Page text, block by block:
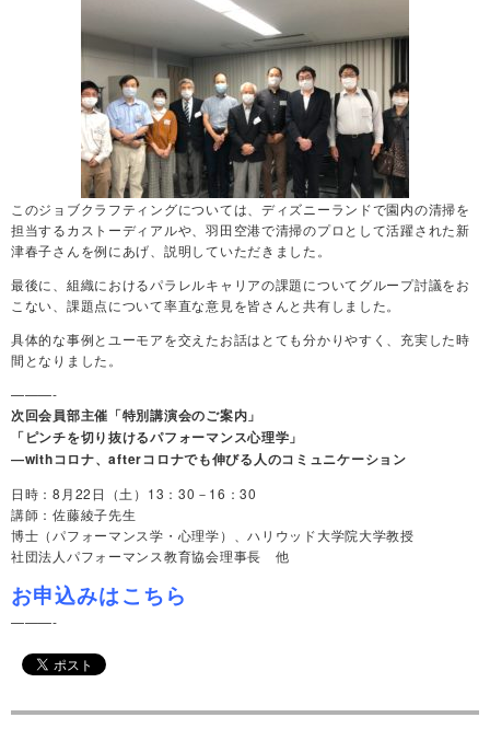
このジョブクラフティングについては、ディズニーランドで園内の清掃を
担当するカストーディアルや、羽田空港で清掃のプロとして活躍された新
津春子さんを例にあげ、説明していただきました。
最後に、組織におけるパラレルキャリアの課題についてグループ討議をお
こない、課題点について率直な意見を皆さんと共有しました。
具体的な事例とユーモアを交えたお話はとても分かりやすく、充実した時
間となりました。
———-
次回会員部主催「特別講演会のご案内」
「ピンチを切り抜けるパフォーマンス心理学」
―withコロナ、afterコロナでも伸びる人のコミュニケーション
日時：8月22日（土）13：30－16：30
講師：佐藤綾子先生
博士（パフォーマンス学・心理学）、ハリウッド大学院大学教授
社団法人パフォーマンス教育協会理事長 他
お申込みはこちら
———-